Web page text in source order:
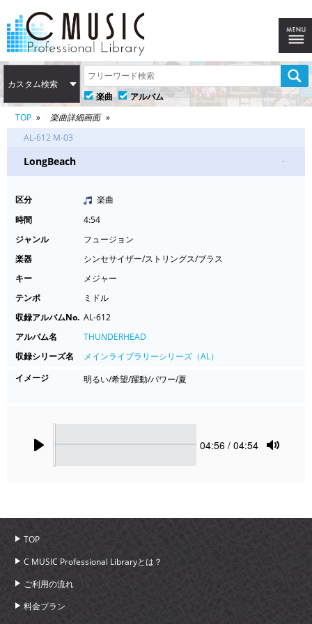
カスタム検索
楽曲
アルバム
TOP
楽曲詳細画面
AL-612 M-03
LongBeach -
区分
楽曲
時間
4:54
ジャンル
フュージョン
楽器
シンセサイザー/ストリングス/ブラス
キー
メジャー
テンポ
ミドル
収録アルバムNo. AL-612
アルバム名
THUNDERHEAD
収録シリーズ名
メインライブラリーシリーズ（AL）
イメージ
明るい/希望/躍動/パワー/夏
Current
04:56 / 04:54
TOP
C MUSIC Professional Libraryとは？
ご利用の流れ
料金プラン